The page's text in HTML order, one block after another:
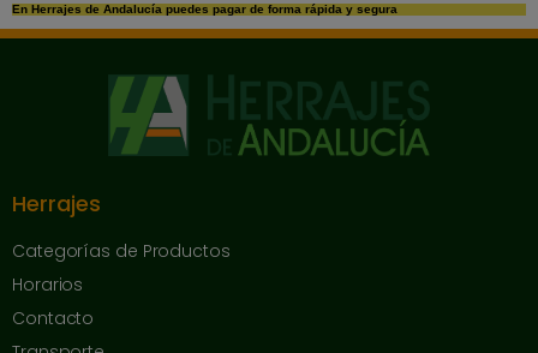
En Herrajes de Andalucía puedes pagar de forma rápida y segura
Herrajes
Categorías de Productos
Horarios
Contacto